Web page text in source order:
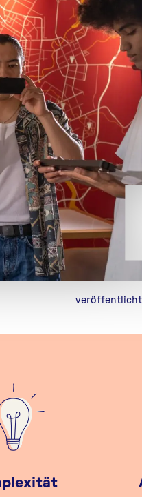
veröffentlicht